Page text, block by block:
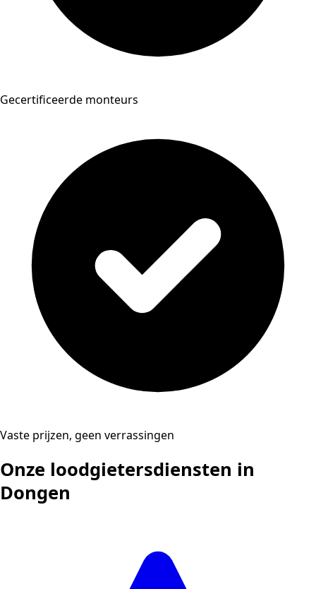
Gecertificeerde monteurs
Vaste prijzen, geen verrassingen
Onze loodgietersdiensten in
Dongen